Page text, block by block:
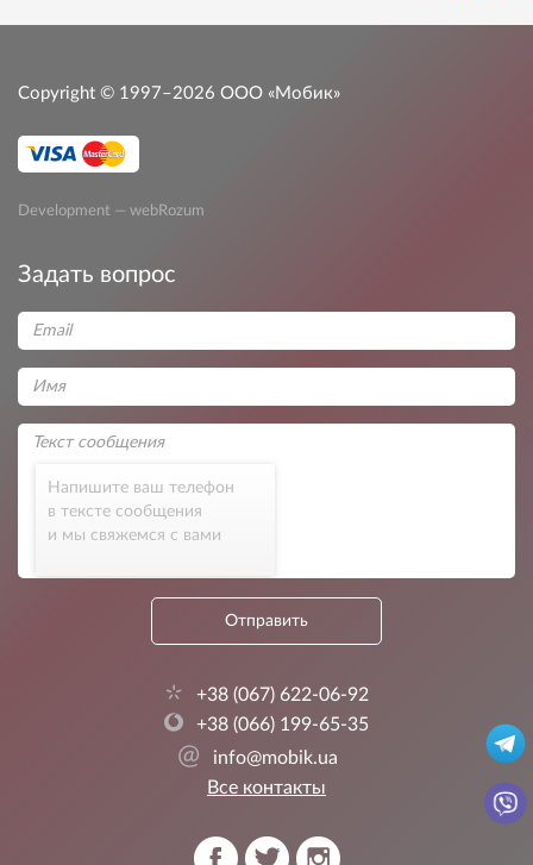
Copyright © 1997–2026 ООО «Мобик»
Development — webRozum
Задать вопрос
Напишите ваш телефон
в тексте сообщения
и мы свяжемся с вами
Отправить
+38 (067) 622-06-92
+38 (066) 199-65-35
@
info@mobik.ua
Все контакты